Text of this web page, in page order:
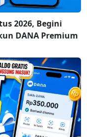
2026, Begini
DANA Premium